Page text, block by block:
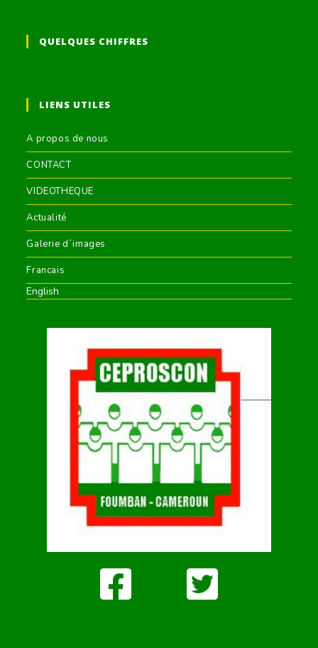
QUELQUES CHIFFRES
LIENS UTILES
A propos de nous
CONTACT
VIDEOTHEQUE
Actualité
Galerie d´images
Francais
English